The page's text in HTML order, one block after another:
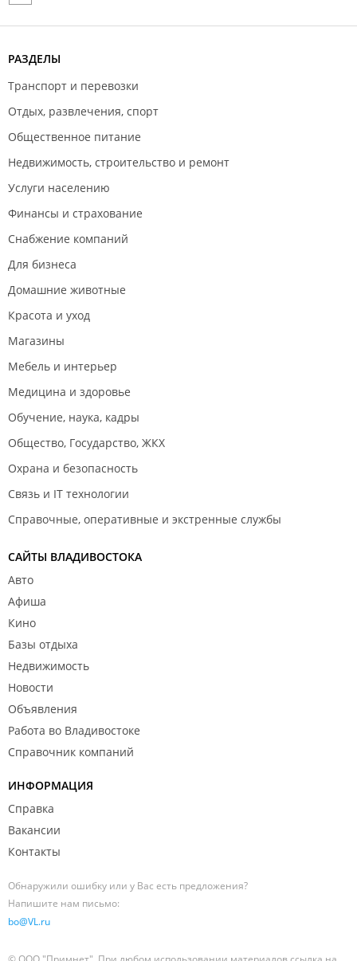
РАЗДЕЛЫ
Транспорт и перевозки
Отдых, развлечения, спорт
Общественное питание
Недвижимость, строительство и ремонт
Услуги населению
Финансы и страхование
Снабжение компаний
Для бизнеса
Домашние животные
Красота и уход
Магазины
Мебель и интерьер
Медицина и здоровье
Обучение, наука, кадры
Общество, Государство, ЖКХ
Охрана и безопасность
Связь и IT технологии
Справочные, оперативные и экстренные службы
САЙТЫ ВЛАДИВОСТОКА
Авто
Афиша
Кино
Базы отдыха
Недвижимость
Новости
Объявления
Работа во Владивостоке
Справочник компаний
ИНФОРМАЦИЯ
Справка
Вакансии
Контакты
Обнаружили ошибку или у Вас есть предложения?
Напишите нам письмо:
bo@VL.ru